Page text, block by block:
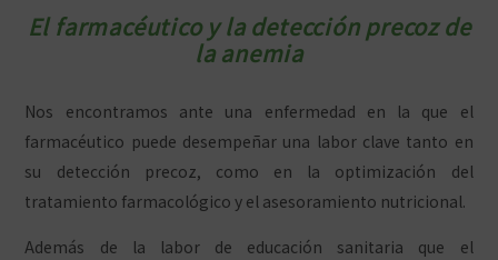
El farmacéutico y la detección precoz de
la anemia
Nos encontramos ante una enfermedad en la que el
farmacéutico puede desempeñar una labor clave tanto en
su detección precoz, como en la optimización del
tratamiento farmacológico y el asesoramiento nutricional.
Además de la labor de educación sanitaria que el